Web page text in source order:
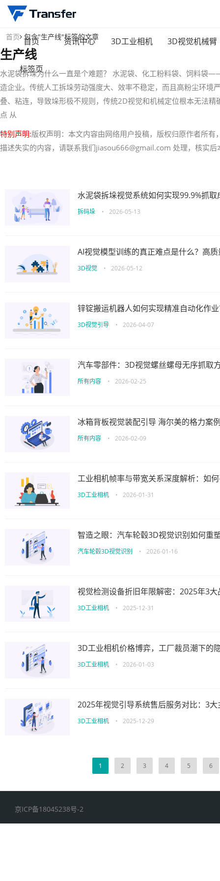
首页 资讯中心 3D工业相机 3D视觉机械臂
标签页
首页 包含"生产线"标签的文章
生产线
水泥袋拆垛为什么一直是个难题？ 水泥袋、化工粉料袋、饲料袋
造企业。传统人工拆垛劳动强度大、效率不稳定，而且高粉尘环
叠、粘连，导致垛形极不规则，传统2D视觉和机械定位根本无法
点 从
特别声明:版权声明：本文内容由网络用户投稿，版权归原作者所
描述失实的内容，请联系我们jiasou666@gmail.com 处理，核实
水泥袋拆垛视觉系统如何实现99.9%抓
拆码垛 • 2026-05-13
AI视觉模型训练的真正难点是什么？高
3D视觉 • 2026-05-12
锌锭搬运机器人如何实现精准自动化作
3D视觉引导 • 2026-04-07
汽车零部件：3D视觉螺丝螺母无序抓取
所有内容 • 2026-02-25
冰箱背板视觉装配引导 海尔美的格力案
所有内容 • 2026-02-09
工业相机帧率与带宽关系深度解析：如
3D工业相机 • 2026-01-31
智造之眼：汽车轮毂3D视觉识别如何重
汽车轮毂3D视觉识别 • 2026-01-16
视觉检测设备折旧年限解密：2025年3
3D工业相机 • 2025-12-31
3D工业相机价格博弈，工厂裁员潮下的
3D工业相机 • 2026-01-03
2025年视觉引导系统售后服务对比：3
3D工业相机 • 2025-12-29
1 2 3 4 5 6
京ICP备18045238号-2